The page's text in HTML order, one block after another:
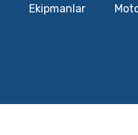
Ekipmanlar